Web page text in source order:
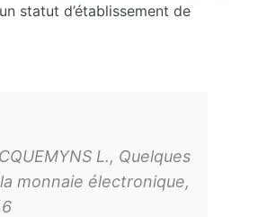
statut d’établissement de
L., Quelques
monnaie électronique,